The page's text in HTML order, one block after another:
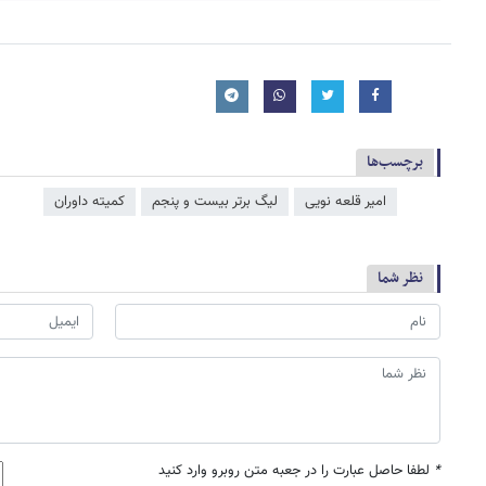
برچسب‌ها
امیر قلعه نویی لیگ برتر بیست و پنجم کمیته داوران
نظر شما
* لطفا حاصل عبارت را در جعبه متن روبرو وارد کنید